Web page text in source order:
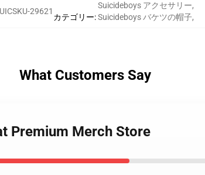
29621
カテゴリー:
Suicideboys アクセサリー,
Suicideboys バケツの帽子,
What Customers Say
Premium Merch Store